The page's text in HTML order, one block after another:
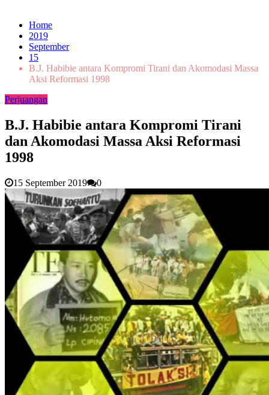
Home
2019
September
15
B.J. Habibie antara Kompromi Tirani dan Akomodasi Massa
Aksi Reformasi 1998
Perjuangan
B.J. Habibie antara Kompromi Tirani
dan Akomodasi Massa Aksi Reformasi
1998
15 September 2019 0